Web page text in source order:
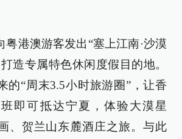
粤港澳游客发出“塞上江南·沙漠
造专属特色休闲度假目的地。
的“周末3.5小时旅游圈”，让香
即可抵达宁夏，体验大漠星
、贺兰山东麓酒庄之旅。与此